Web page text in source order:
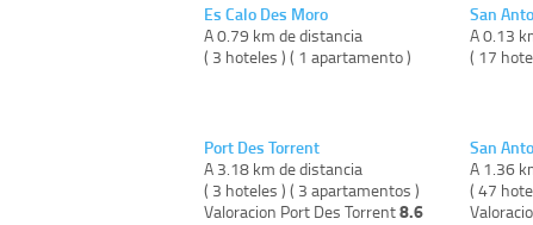
Es Calo Des Moro
A 0.79 km de distancia
( 3 hoteles ) ( 1 apartamento )
Port Des Torrent
A 3.18 km de distancia
( 3 hoteles ) ( 3 apartamentos )
Valoracion Port Des Torrent8.6
San
A 0.13
( 17
San
A 1.36
( 47